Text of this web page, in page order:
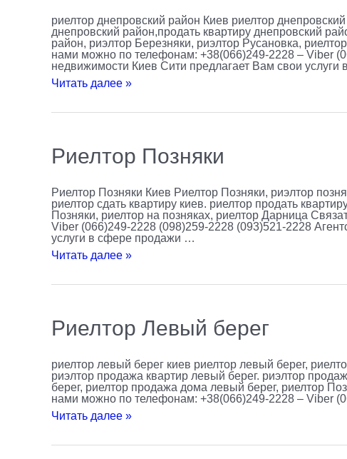
риелтор днепровский район Киев риелтор
днепровский район,продать квартиру днепровский
район, риэлтор Березняки, риэлтор Русановка,
нами можно по телефонам: +38(066)249-2228 – Viber
недвижимости Киев Сити предлагает Вам свои
Читать далее »
Риелтор Позняки
Риелтор Позняки Киев Риелтор Позняки, риэлтор
риелтор сдать квартиру киев. риелтор продать
Позняки, риелтор на позняках, риелтор Дарница
Viber (066)249-2228 (098)259-2228 (093)521-2228
услуги в сфере продажи …
Риелтор
Позняки
Читать далее »
Риелтор Левый берег
риелтор левый берег киев риелтор левый берег,
риэлтор продажа квартир левый берег. риэлтор
берег, риелтор продажа дома левый берег, риелтор
нами можно по телефонам: +38(066)249-2228 – Viber
Риелтор
Левый
Читать далее »